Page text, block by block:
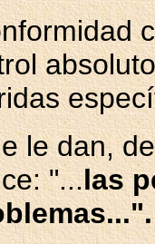
le dan,
"...las